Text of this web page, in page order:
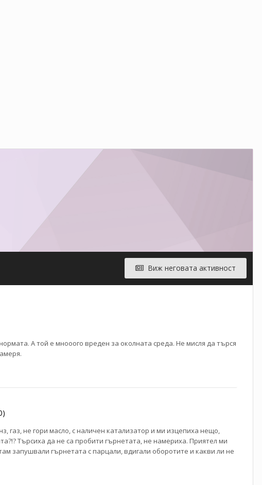
Виж неговата активност
А той е мнооого вреден за околната среда. Не мисля да търся
газ, не гори масло, с наличен катализатор и ми изцепиха нещо,
Търсиха да не са пробити гърнетата, не намериха. Приятел ми
запушвали гърнетата с парцали, вдигали оборотите и какви ли не